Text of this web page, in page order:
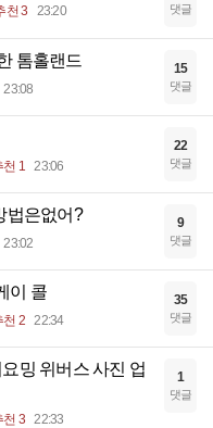
천 3 23:20 댓글
톰홀랜드
23:08
15
댓글
천 1 23:06
22
댓글
법은없어?
23:02
9
댓글
이 콜
천 2 22:34
35
댓글
밍 위버스 사진 업
천 3 22:33
1
댓글